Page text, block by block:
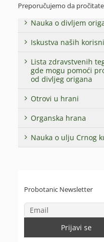
Preporučujemo da
Nauka o divljem
Iskustva naših
Lista zdravstvenih
gde mogu pomoći
od divljeg origana
Otrovi u hrani
Organska hrana
Nauka o ulju Crnog
Probotanic Newsletter